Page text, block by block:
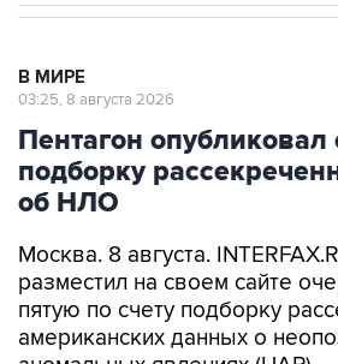
Пентагон опубликовал
подборку
об НЛО
Москва. 8 августа.
пятую по счету подборку
американских данных о
аномальных явлениях (UAP).